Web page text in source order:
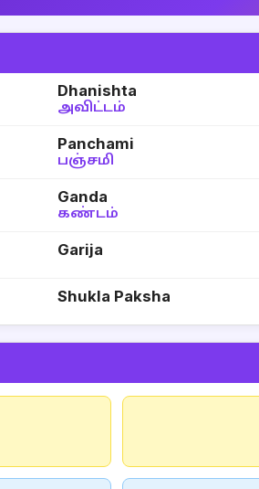
Dhanishta
அவிட்டம்
Panchami
பஞ்சமி
Ganda
கண்டம்
Garija
Shukla Paksha